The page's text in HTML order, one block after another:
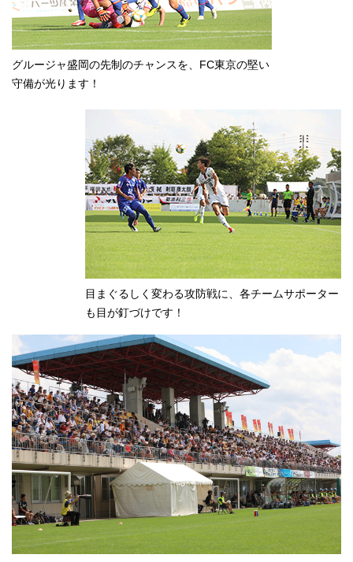
グルージャ盛岡の先制のチャンスを、FC東京の堅い
守備が光ります！
目まぐるしく変わる攻防戦に、各チームサポーター
も目が釘づけです！